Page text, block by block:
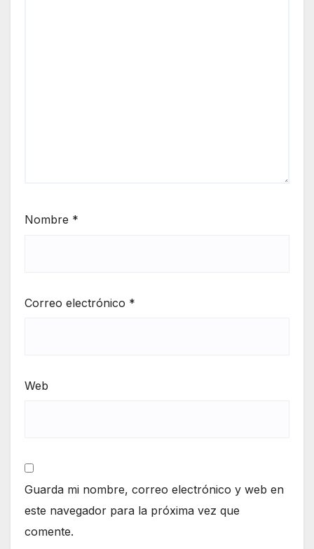
Nombre *
Correo electrónico *
Web
Guarda mi nombre, correo electrónico y web en
este navegador para la próxima vez que
comente.